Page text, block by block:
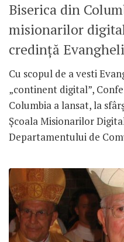
Biserica din
misionarilor
credință
Cu scopul de a vesti
„continent digital”,
Columbia a lansat, la
Școala Misionarilor
Departamentului de